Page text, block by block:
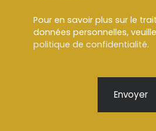
Pour en savoir plus sur le
données personnelles,
politique de confidentialité.
Envoyer